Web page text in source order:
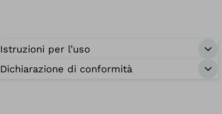
Istruzioni per l’uso
Dichiarazione di conformità